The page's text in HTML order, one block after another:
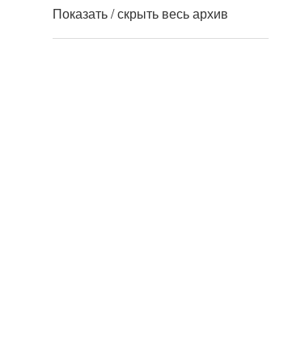
Показать / скрыть весь архив